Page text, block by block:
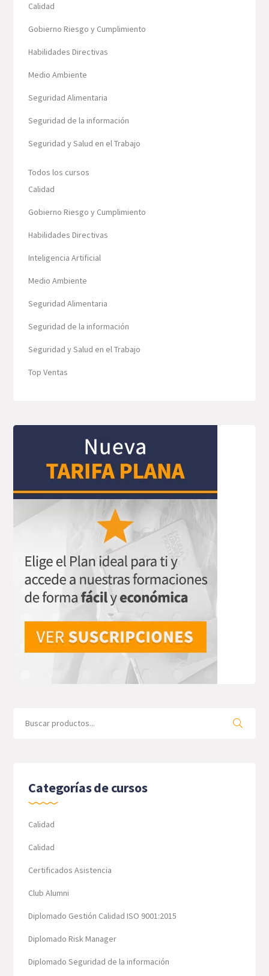
Calidad
Gobierno Riesgo y Cumplimiento
Habilidades Directivas
Medio Ambiente
Seguridad Alimentaria
Seguridad de la información
Seguridad y Salud en el Trabajo
Todos los cursos
Calidad
Gobierno Riesgo y Cumplimiento
Habilidades Directivas
Inteligencia Artificial
Medio Ambiente
Seguridad Alimentaria
Seguridad de la información
Seguridad y Salud en el Trabajo
Top Ventas
Categorías de cursos
Calidad
Calidad
Certificados Asistencia
Club Alumni
Diplomado Gestión Calidad ISO 9001:2015
Diplomado Risk Manager
Diplomado Seguridad de la información